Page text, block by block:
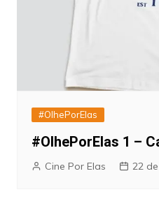
#OlhePorElas
#OlhePorElas 1 –
Cine Por Elas 22